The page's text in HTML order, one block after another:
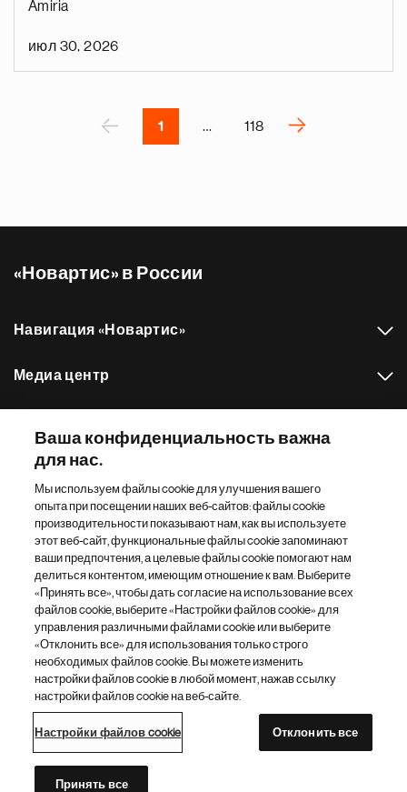
Amiria
июл 30, 2026
‹
ы
1 … 118
›
а
а
«Новартис» в России
Навигация «Новартис»
Медиа центр
Другие сайты «Новартис»
Footer Site Search
Footer
Bottom
© 2026 Novartis AG
Политика конфиденциальности
Правила использования
Настройки файлов cookie
Карта сайта
Доступность Интернета
Каталог сайтов «Новартис»
Этот сайт предназначен для граждан Российской Федерации
Ваша конфиденциальность важна
для нас.
Мы используем файлы cookie для улучшения вашего
опыта при посещении наших веб-сайтов: файлы cookie
производительности показывают нам, как вы используете
этот веб-сайт, функциональные файлы cookie запоминают
ваши предпочтения, а целевые файлы cookie помогают нам
делиться контентом, имеющим отношение к вам. Выберите
«Принять все», чтобы дать согласие на использование всех
файлов cookie, выберите «Настройки файлов cookie» для
управления различными файлами cookie или выберите
«Отклонить все» для использования только строго
необходимых файлов cookie. Вы можете изменить
настройки файлов cookie в любой момент, нажав ссылку
настройки файлов cookie на веб-сайте.
Настройки файлов cookie Отклонить все
Принять все